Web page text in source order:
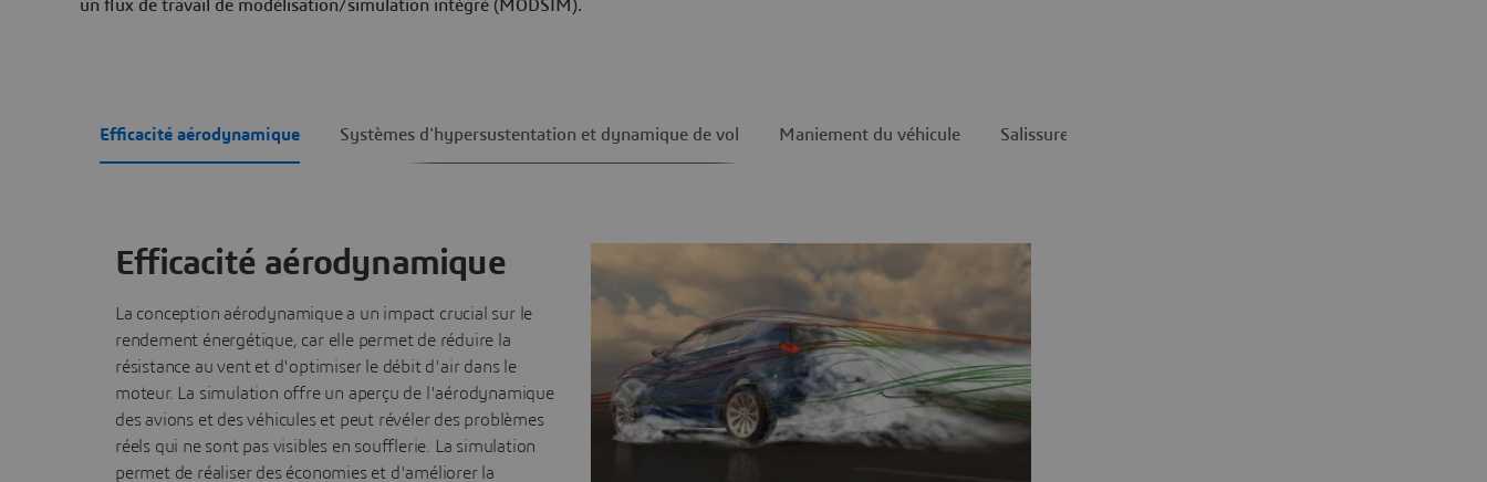
un flux de travail de modélisation/simulation intégré (MODSIM).
Efficacité aérodynamique Systèmes d'hypersustentation et dynamique de vol Maniement du véhicule Salissures
Efficacité aérodynamique
La conception aérodynamique a un impact crucial sur le
rendement énergétique, car elle permet de réduire la
résistance au vent et d'optimiser le débit d'air dans le
moteur. La simulation offre un aperçu de l'aérodynamique
des avions et des véhicules et peut révéler des problèmes
réels qui ne sont pas visibles en soufflerie. La simulation
permet de réaliser des économies et d'améliorer la